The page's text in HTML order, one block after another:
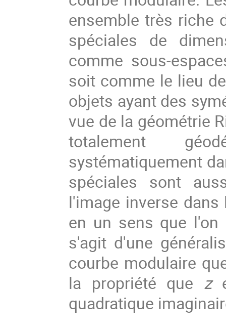
ensemble très riche
spéciales de
comme sous-
soit comme le lieu
objets ayant des
vue de la géométrie
totalement
systématiquement
spéciales sont
l'image inverse
en un sens que l'on
s'agit d'une
courbe modulaire
la propriété que z
quadratique